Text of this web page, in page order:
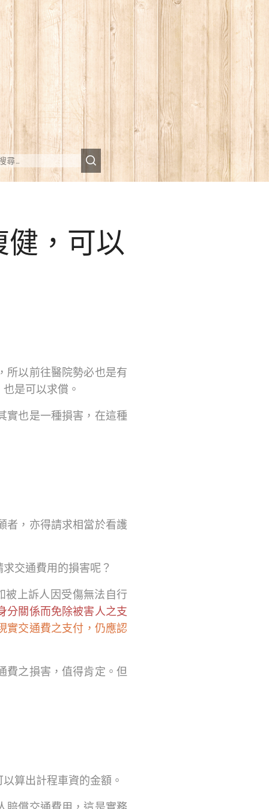
，可以
所以前往醫院勢必也是有
是可以求償。
實也是一種損害，在這種
者，亦得請求相當於看護
交通費用的損害呢？
被上訴人因受傷無法自行
分關係而免除被害人之支
實交通費之支付，仍應認
費之損害，值得肯定。但
算出計程車資的金額。